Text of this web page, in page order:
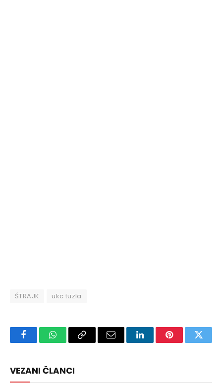
ŠTRAJK ukc tuzla
FacebookWhatsAppCopy
Email LinkedInPinterest
VEZANI ČLANCI